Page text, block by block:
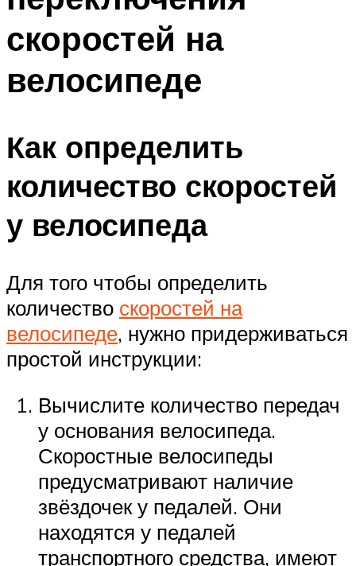
скоростей на
велосипеде
Как определить
количество скоростей
у велосипеда
Для того чтобы определить
количество скоростей на
велосипеде, нужно придерживаться
простой инструкции:
Вычислите количество передач
у основания велосипеда.
Скоростные велосипеды
предусматривают наличие
звёздочек у педалей. Они
находятся у педалей
транспортного средства, имеют